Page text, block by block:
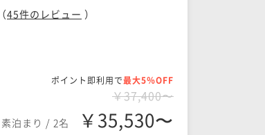
（45件のレビュー ）
ポイント即利用で最大5％OFF
￥37,400〜
素泊まり / 2名 ￥35,530〜